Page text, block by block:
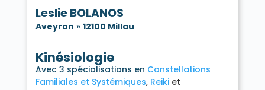
Leslie BOLANOS
Aveyron » 12100 Millau
Kinésiologie
Avec 3 spécialisations en Constellations
Familiales et Systémiques Reiki